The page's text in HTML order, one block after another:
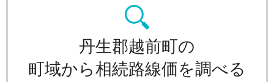
丹生郡越前町の
町域から相続路線価を調べる